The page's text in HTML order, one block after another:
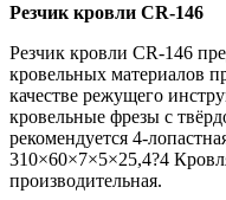
Резчик кровли CR-146
Резчик кровли CR-146
кровельных материалов
качестве режущего
кровельные фрезы с
рекомендуется 4-
310×60×7×5×25,4?4
производительная.